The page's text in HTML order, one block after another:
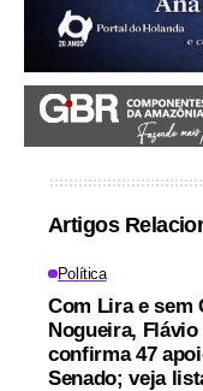
Artigos
Política
Com Lira e sem
Nogueira, Flávio
confirma 47
Senado; veja